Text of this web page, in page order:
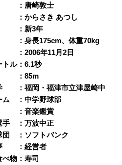
：唐崎敦士
：からさき あつし
：新3年
身長175cm、体重70kg
：2006年11月2日
トル：6.1秒
：85m
：福岡・福津市立津屋崎中
ム ：中学野球部
：音楽鑑賞
手 ：万波中正
団 ：ソフトバンク
夢 ：経営者
べ物：寿司